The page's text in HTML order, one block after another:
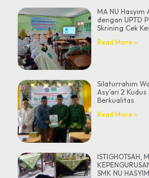
MA NU Hasyim
dengan UPTD
Skrining Cek
Read More »
Silaturrahim
Asy’ari 2
Berkualitas
Read More »
ISTIGHOTSAH,
SMK NU